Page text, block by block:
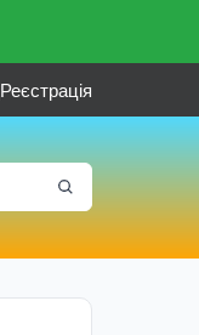
Реєстрація